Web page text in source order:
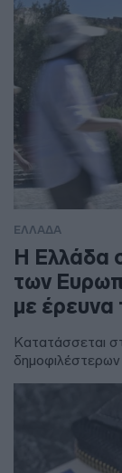
ΕΛΛΑΔΑ
Η Ελλάδα
των
με έρευνα
Κατατάσσεται